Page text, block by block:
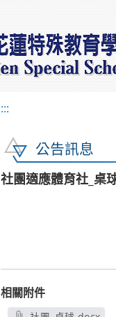
:::
公告訊息
社團適應體育社_桌
相關附件